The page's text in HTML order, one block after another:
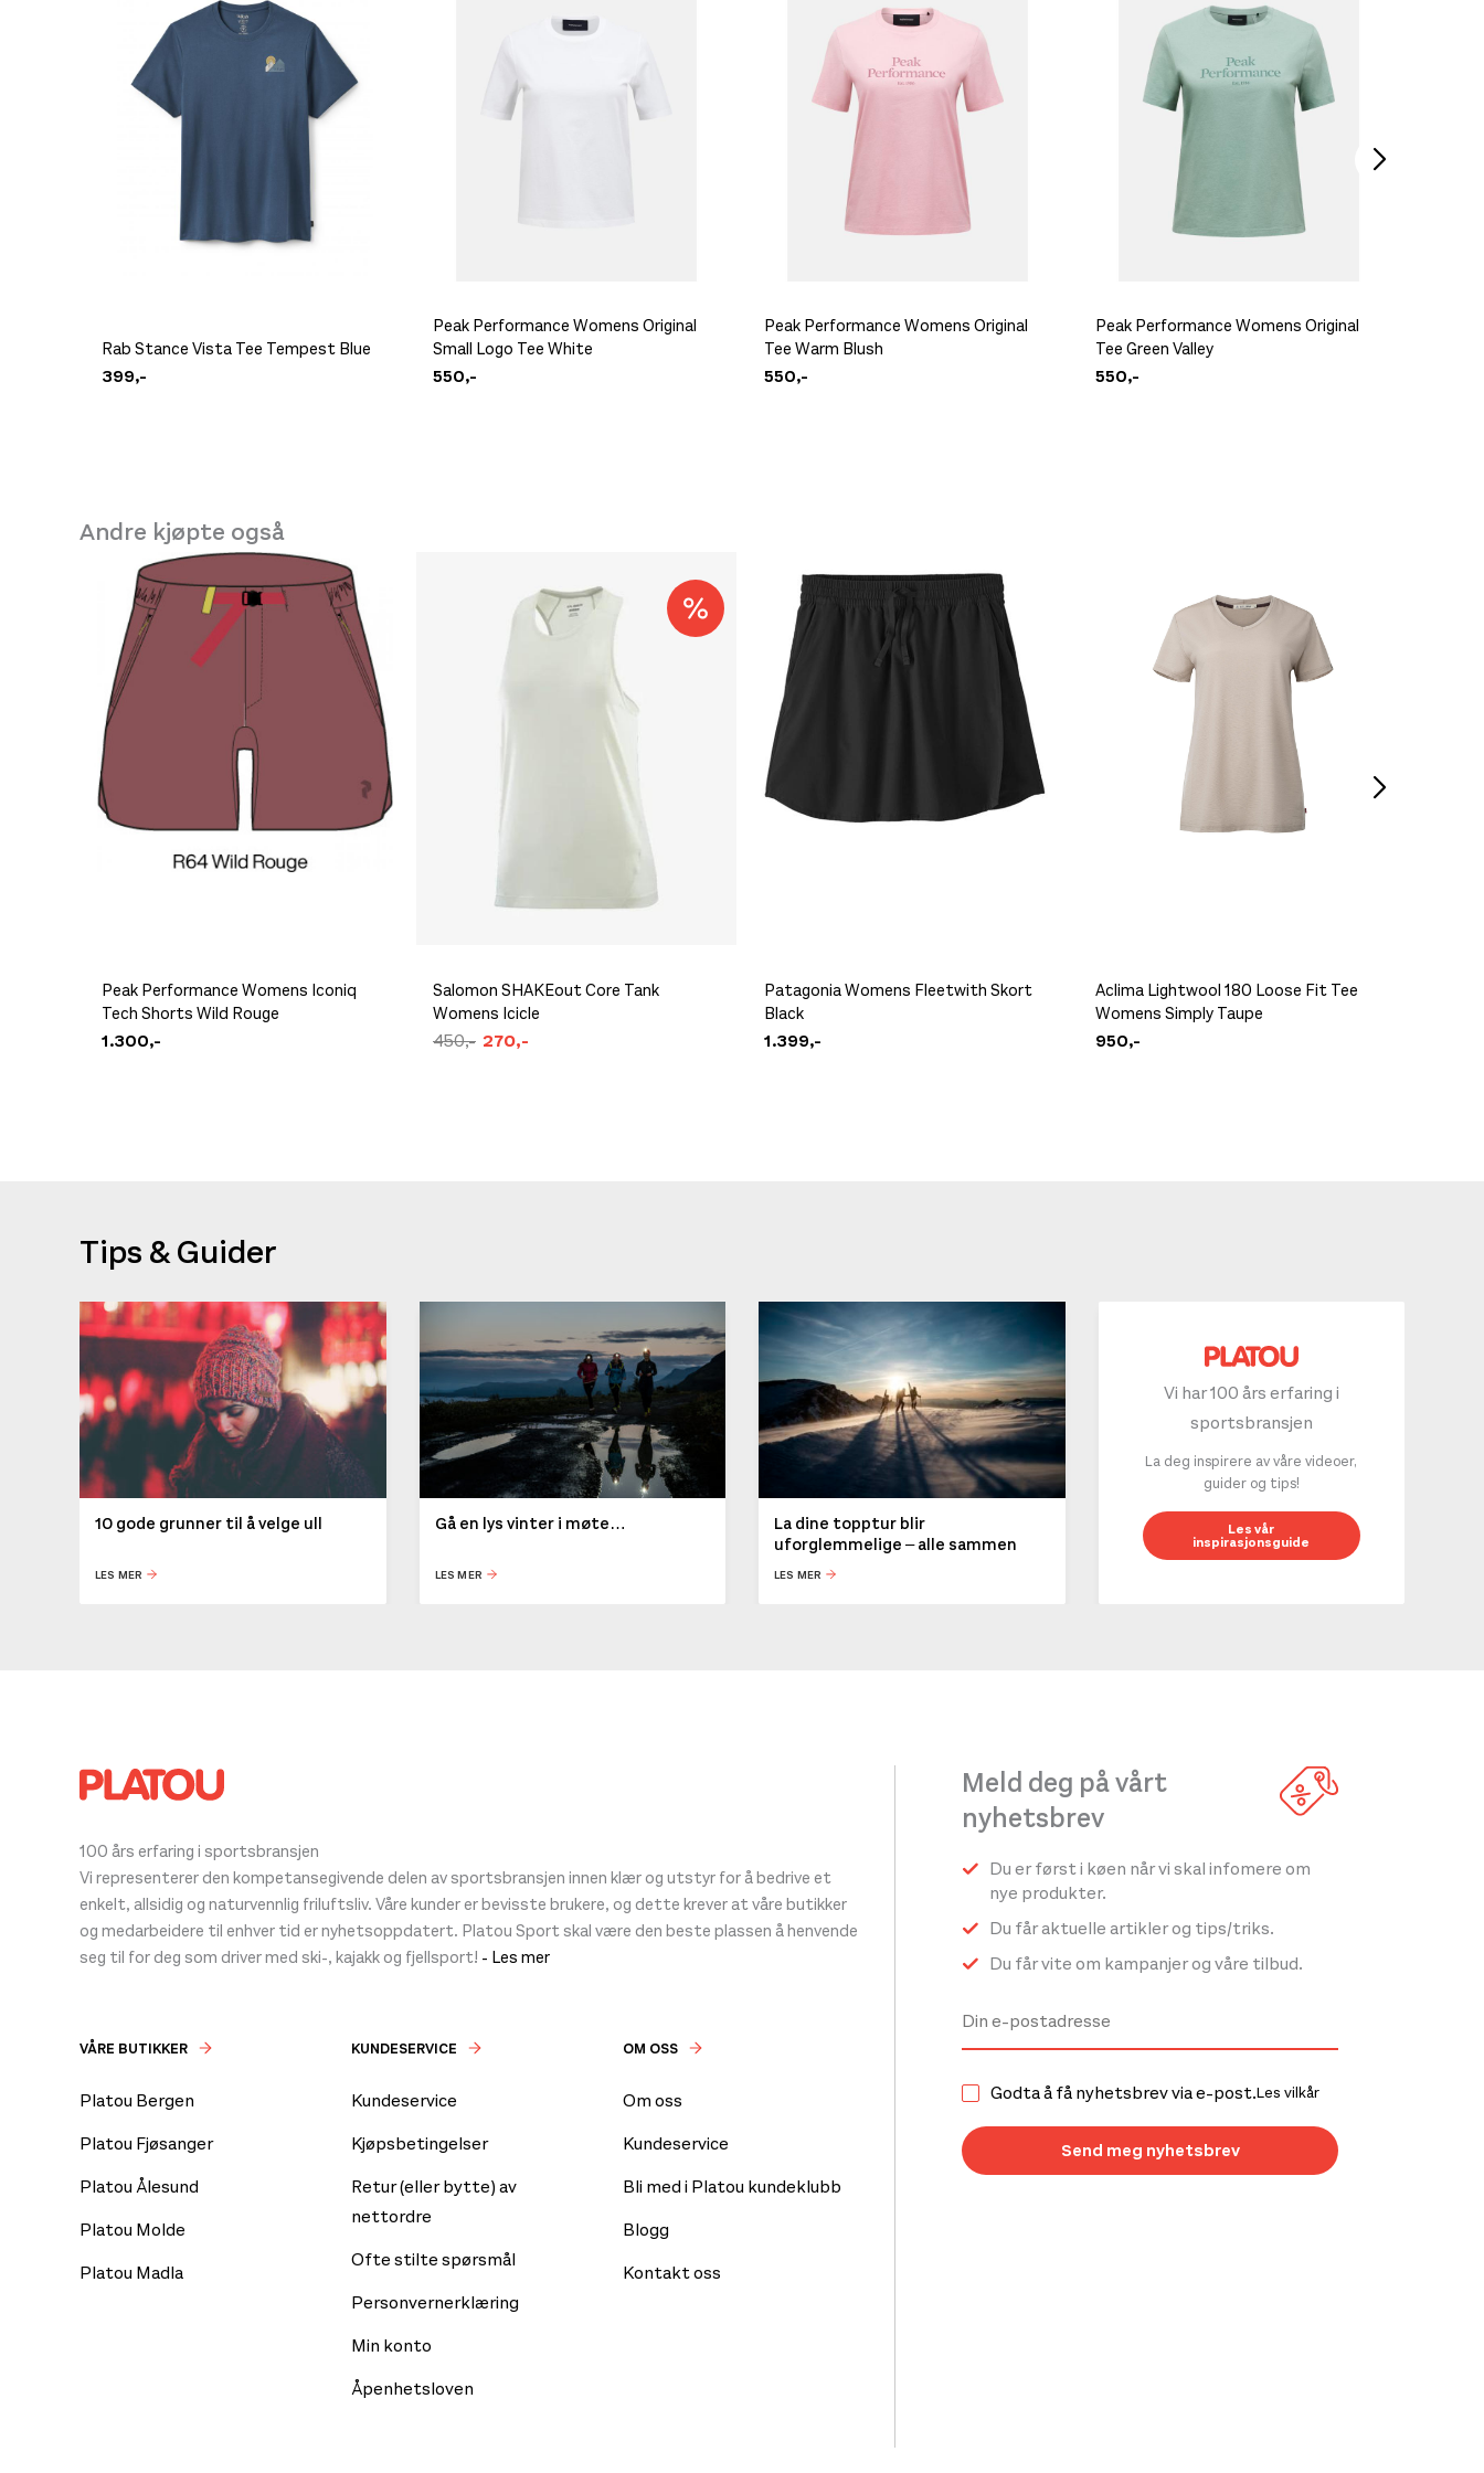
Rab Force Hoody Mens Pebble
Rab Stance Vista Tee Tempest Blue
399,-
Peak Performance Womens Original
Small Logo Tee White
550,-
Peak Performance Womens Original
Tee Warm Blush
550,-
Peak Performance Womens Original
Tee Green Valley
550,-
Andre kjøpte også
Peak Performance Womens Iconiq
Tech Shorts Wild Rouge
1.300,-
Salomon SHAKEout Core Tank
Womens Icicle
450,- 270,-
Patagonia Womens Fleetwith Skort
Black
1.399,-
Aclima Lightwool 180 Loose Fit Tee
Womens Simply Taupe
950,-
Tips & Guider
10 gode grunner til å velge ull
LES MER
Gå en lys vinter i møte…
LES MER
La dine topptur blir
uforglemmelige – alle sammen
LES MER
Vi har 100 års erfaring i
sportsbransjen
La deg inspirere av våre videoer,
guider og tips!
Les vår
inspirasjonsguide
100 års erfaring i sportsbransjen
Vi representerer den kompetansegivende delen av sportsbransjen innen klær og utstyr for å bedrive et
enkelt, allsidig og naturvennlig friluftsliv. Våre kunder er bevisste brukere, og dette krever at våre butikker
og medarbeidere til enhver tid er nyhetsoppdatert. Platou Sport skal være den beste plassen å henvende
seg til for deg som driver med ski-, kajakk og fjellsport! - Les mer
VÅRE BUTIKKER
Platou Bergen
Platou Fjøsanger
Platou Ålesund
Platou Molde
Platou Madla
KUNDESERVICE
Kundeservice
Kjøpsbetingelser
Retur (eller bytte) av
nettordre
Ofte stilte spørsmål
Personvernerklæring
Min konto
Åpenhetsloven
OM OSS
Om oss
Kundeservice
Bli med i Platou kundeklubb
Blogg
Kontakt oss
Meld deg på vårt
nyhetsbrev
Du er først i køen når vi skal infomere om
nye produkter.
Du får aktuelle artikler og tips/triks.
Du får vite om kampanjer og våre tilbud.
Godta å få nyhetsbrev via e-post.Les vilkår